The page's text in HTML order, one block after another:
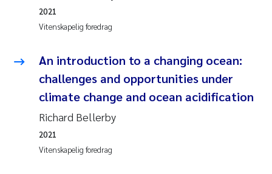
Vitenskapelig foredrag
2021
An introduction to a changing ocean:
challenges and opportunities under
climate change and ocean acidification
Richard Bellerby
Vitenskapelig foredrag
2021